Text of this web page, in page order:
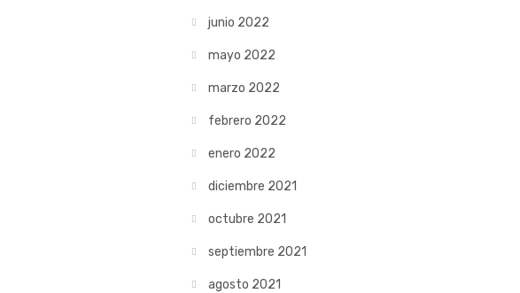
junio 2022
mayo 2022
marzo 2022
febrero 2022
enero 2022
diciembre 2021
octubre 2021
septiembre 2021
agosto 2021